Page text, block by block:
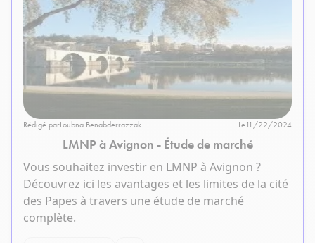
Rédigé parLoubna Benabderrazzak Le11/22/2024
LMNP à Avignon - Étude de marché
Vous souhaitez investir en LMNP à Avignon ?
Découvrez ici les avantages et les limites de la cité
des Papes à travers une étude de marché
complète.